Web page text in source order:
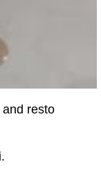
resto